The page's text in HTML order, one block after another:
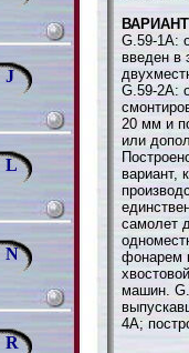
J
L
N
R
G.59-1A:
введен в
G.59-2A:
20 мм и
или
вариант,
самолет
фонарем
машин.
4A;